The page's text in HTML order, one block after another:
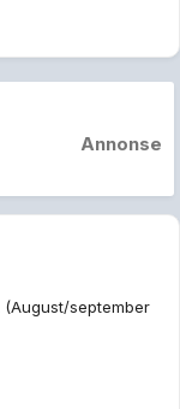
Annonse
(August/september